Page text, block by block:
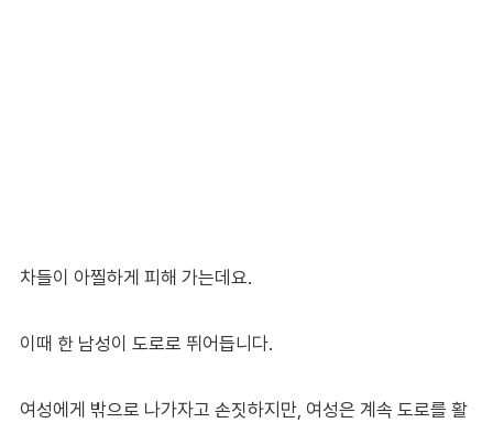
차들이 아찔하게 피해 가는데요.
이때 한 남성이 도로로 뛰어듭니다.
여성에게 밖으로 나가자고 손짓하지만, 여성은 계속 도로를 활